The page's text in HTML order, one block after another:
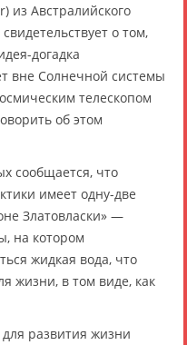
из Австралийского
о том,
догадка
вне Солнечной системы
телескопом
об этом
сообщается, что
имеет одну-две
Златовласки» —
на котором
жидкая вода, что
жизни, в том виде, как
развития жизни